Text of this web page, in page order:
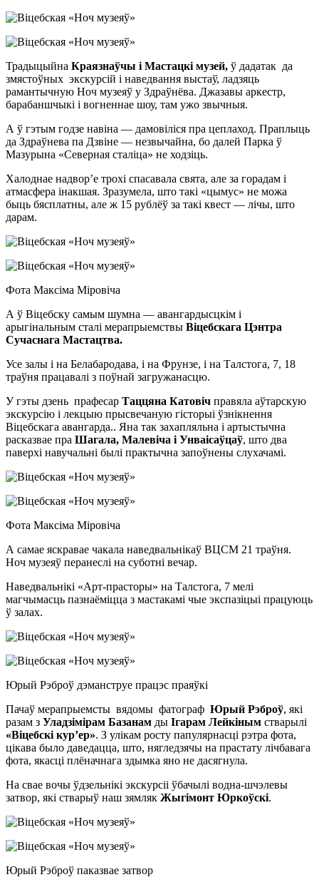
Традыцыйна Краязнаўчы і Мастацкі музей, ў дадатак да
змястоўных экскурсій і наведвання выстаў, ладзяць
рамантычную Ноч музеяў у Здраўнёва. Джазавы аркестр,
барабаншчыкі і вогненнае шоу, там ужо звычныя.
А ў гэтым годзе навіна — дамовіліся пра цеплаход. Праплыць
да Здраўнева па Дзвіне — незвычайна, бо далей Парка ў
Мазурына «Северная сталіца» не ходзіць.
Халоднае надвор’е трохі спасавала свята, але за горадам і
атмасфера інакшая. Зразумела, што такі «цымус» не можа
быць бясплатны, але ж 15 рублёў за такі квест — лічы, што
дарам.
Фота Максіма Міровіча
А ў Віцебску самым шумна — авангардысцкім і
арыгінальным сталі мерапрыемствы Віцебскага Цэнтра
Сучаснага Мастацтва.
Усе залы і на Белабародава, і на Фрунзе, і на Талстога, 7, 18
траўня працавалі з поўнай загружанасцю.
У гэты дзень прафесар Таццяна Катовіч правяла аўтарскую
экскурсію і лекцыю прысвечаную гісторыі ўзнікнення
Віцебскага авангарда.. Яна так захапляльна і артыстычна
расказвае пра Шагала, Малевіча і Унваісаўцаў, што два
паверхі навучальні былі практычна запоўнены слухачамі.
Фота Максіма Міровіча
А самае яскравае чакала наведвальнікаў ВЦСМ 21 траўня.
Ноч музеяў перанеслі на суботні вечар.
Наведвальнікі «Арт-прасторы» на Талстога, 7 мелі
магчымасць пазнаёміцца з мастакамі чые экспазіцыі працуюць
ў залах.
Юрый Рэброў дэманструе працэс праяўкі
Пачаў мерапрыемсты вядомы фатограф Юрый Рэброў, які
разам з Уладзімірам Базанам ды Ігарам Лейкіным стварылі
«Віцебскі кур’ер». З улікам росту папулярнасці рэтра фота,
цікава было даведацца, што, нягледзячы на прастату лічбавага
фота, якасці плёначнага здымка яно не дасягнула.
На свае вочы ўдзельнікі экскурсіі ўбачылі водна-шчэлевы
затвор, які стварыў наш зямляк Жыгімонт Юркоўскі.
Юрый Рэброў паказвае затвор